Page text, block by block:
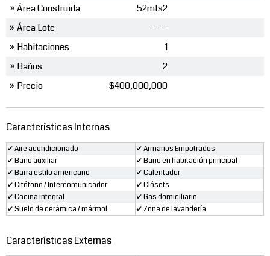
» Área Construida
52mts2
» Área Lote
-----
» Habitaciones
1
» Baños
2
» Precio
$400,000,000
Características Internas
✔ Aire acondicionado
✔ Armarios Empotrados
✔ Baño auxiliar
✔ Baño en habitación principal
✔ Barra estilo americano
✔ Calentador
✔ Citófono / Intercomunicador
✔ Clósets
✔ Cocina integral
✔ Gas domiciliario
✔ Suelo de cerámica / mármol
✔ Zona de lavandería
Características Externas